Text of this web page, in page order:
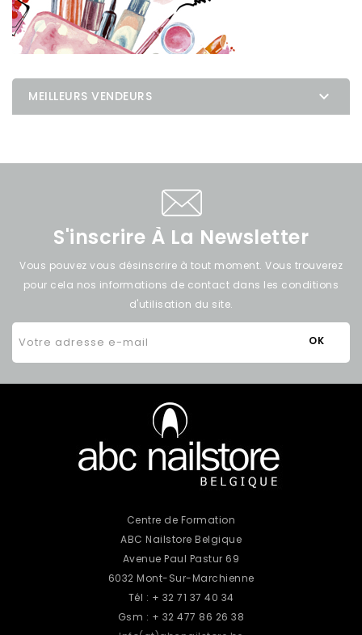
MEILLEURS VENDEURS 
S'inscrire À La Newsletter
Vous pouvez vous désinscrire à tout moment. Vous trouverez
pour cela nos informations de contact dans les conditions
d'utilisation du site.
Centre de Formation
ABC Nailstore Belgique
Avenue Paul Pastur 69
6032 Mont-Sur-Marchienne
Tél : + 32 71 37 40 34
Gsm : + 32 477 86 26 38